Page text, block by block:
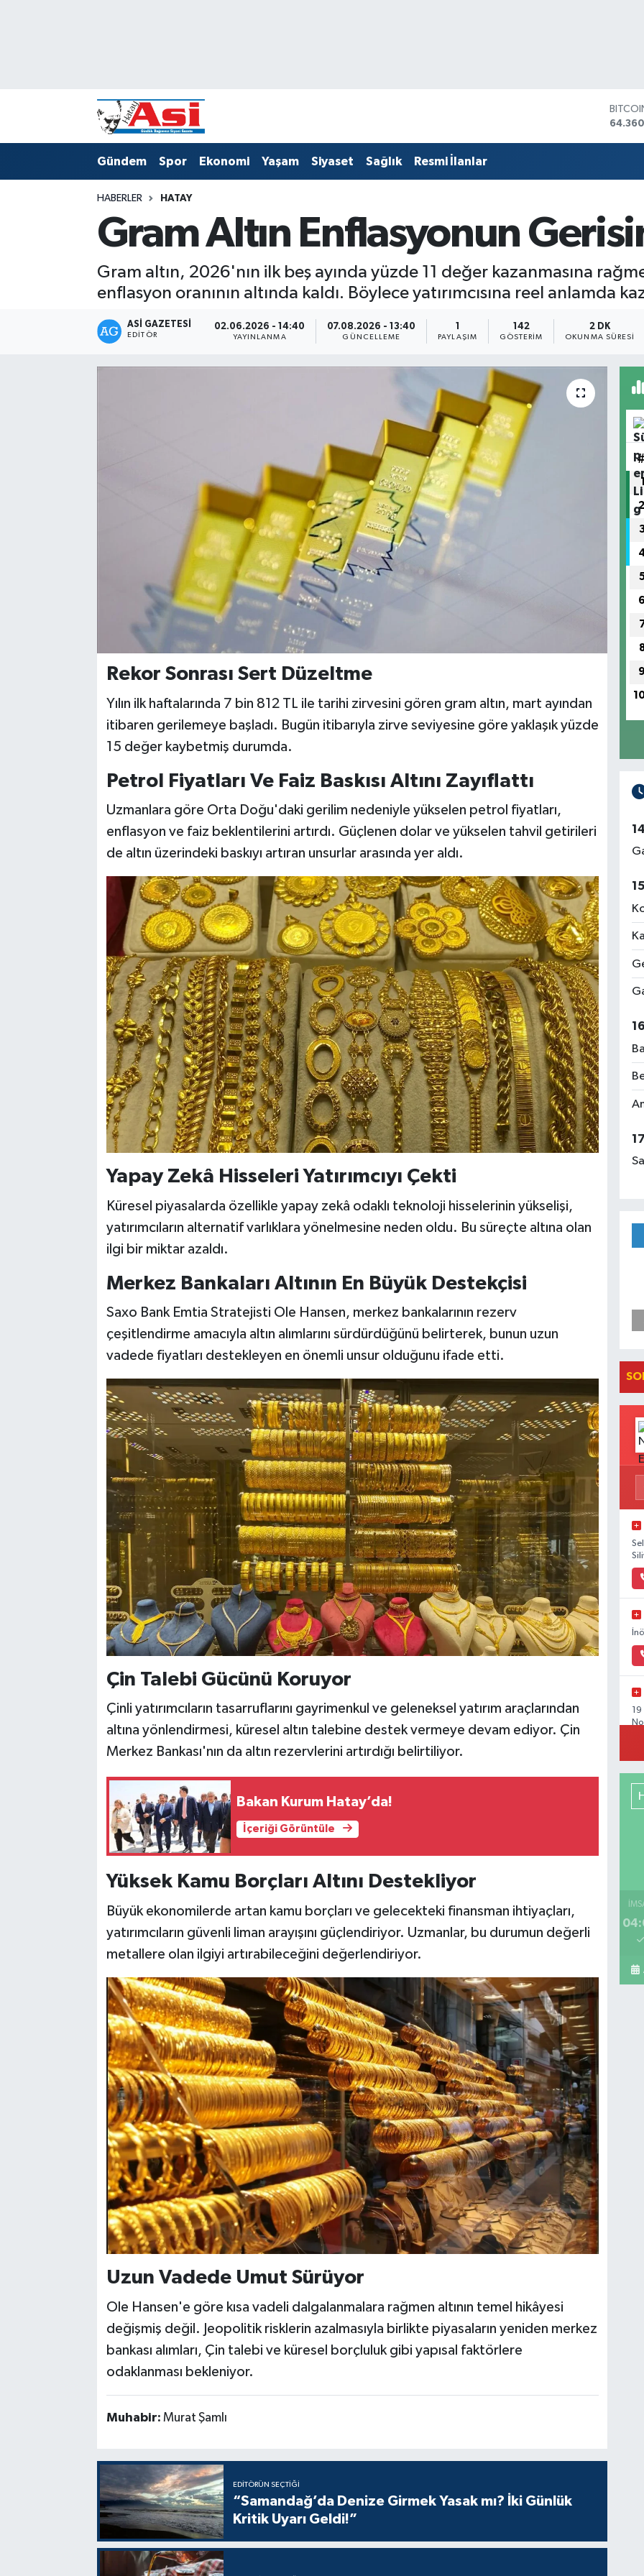
DOLAR
13.887
Gündem Spor Ekonomi Yaşam Siyaset Sağlık Resmi İlanlar
HABERLER HATAY
Gram Altın Enflasyonun
Gram altın, 2026'nın ilk beş ayında yüzde 11 değer kazanmasına
enflasyon oranının altında kaldı. Böylece yatırımcısına reel anlamda
ASI GAZETESI
EDITÖR
02.06.2026 - 14:40
YAYINLANMA
07.08.2026 - 13:40
GÜNCELLEME
1
PAYLAŞIM
142
GÖSTERIM
2 DK
OKUNMA SÜRESI
Rekor Sonrası Sert Düzeltme
Yılın ilk haftalarında 7 bin 812 TL ile tarihi zirvesini gören gram altın, mart ayından
itibaren gerilemeye başladı. Bugün itibarıyla zirve seviyesine göre yaklaşık yüzde
15 değer kaybetmiş durumda.
Petrol Fiyatları Ve Faiz Baskısı Altını Zayıflattı
Uzmanlara göre Orta Doğu'daki gerilim nedeniyle yükselen petrol fiyatları,
enflasyon ve faiz beklentilerini artırdı. Güçlenen dolar ve yükselen tahvil getirileri
de altın üzerindeki baskıyı artıran unsurlar arasında yer aldı.
Yapay Zekâ Hisseleri Yatırımcıyı Çekti
Küresel piyasalarda özellikle yapay zekâ odaklı teknoloji hisselerinin yükselişi,
yatırımcıların alternatif varlıklara yönelmesine neden oldu. Bu süreçte altına olan
ilgi bir miktar azaldı.
Merkez Bankaları Altının En Büyük Destekçisi
Saxo Bank Emtia Stratejisti Ole Hansen, merkez bankalarının rezerv
çeşitlendirme amacıyla altın alımlarını sürdürdüğünü belirterek, bunun uzun
vadede fiyatları destekleyen en önemli unsur olduğunu ifade etti.
Çin Talebi Gücünü Koruyor
Çinli yatırımcıların tasarruflarını gayrimenkul ve geleneksel yatırım araçlarından
altına yönlendirmesi, küresel altın talebine destek vermeye devam ediyor. Çin
Merkez Bankası'nın da altın rezervlerini artırdığı belirtiliyor.
Bakan Kurum Hatay’da!
İçeriği Görüntüle
Yüksek Kamu Borçları Altını Destekliyor
Büyük ekonomilerde artan kamu borçları ve gelecekteki finansman ihtiyaçları,
yatırımcıların güvenli liman arayışını güçlendiriyor. Uzmanlar, bu durumun değerli
metallere olan ilgiyi artırabileceğini değerlendiriyor.
Uzun Vadede Umut Sürüyor
Ole Hansen'e göre kısa vadeli dalgalanmalara rağmen altının temel hikâyesi
değişmiş değil. Jeopolitik risklerin azalmasıyla birlikte piyasaların yeniden merkez
bankası alımları, Çin talebi ve küresel borçluluk gibi yapısal faktörlere
odaklanması bekleniyor.
Muhabir: Murat Şamlı
EDITÖRÜN SEÇTIĞI
“Samandağ’da Denize Girmek Yasak mı? İki Günlük
Kritik Uyarı Geldi!”
#
1
2
6
9
19
C
Süper Lig Puan Durumu ve Fikstür
Tüm Manşetler
Son Dakika Haberleri
Haber Arşivi